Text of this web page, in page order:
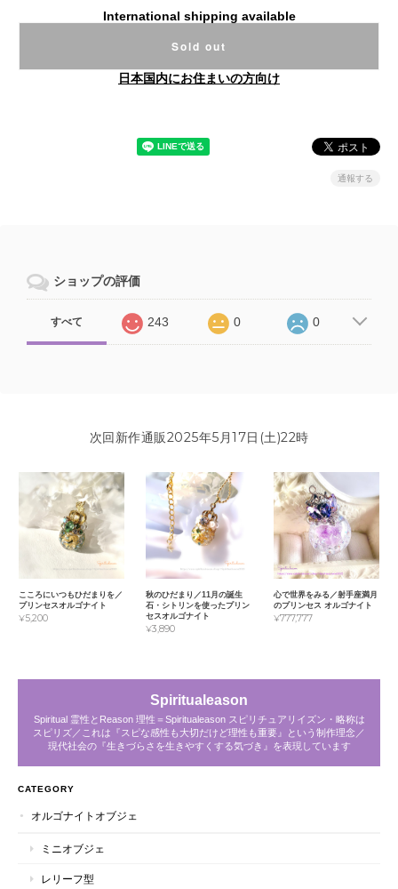
International shipping available
Sold out
日本国内にお住まいの方向け
通報する
ショップの評価
すべて 243 0 0
次回新作通販2025年5月17日(土)22時
こころにいつもひだまりを／
プリンセスオルゴナイト
¥5,200
秋のひだまり／11月の誕生
石・シトリンを使ったプリン
セスオルゴナイト
¥3,890
心で世界をみる／射手座満月
のプリンセス オルゴナイト
¥777,777
Spiritualeason
Spiritual 霊性とReason 理性＝Spiritualeason スピリチュアリイズン・略称は
スピリズ／これは『スピな感性も大切だけど理性も重要』という制作理念／
現代社会の『生きづらさを生きやすくする気づき』を表現しています
CATEGORY
オルゴナイトオブジェ
ミニオブジェ
レリーフ型